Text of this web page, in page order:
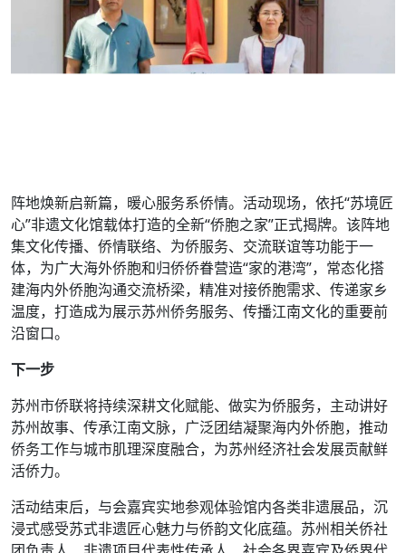
阵地焕新启新篇，暖心服务系侨情。活动现场，依托“苏境匠
心”非遗文化馆载体打造的全新“侨胞之家”正式揭牌。该阵地
集文化传播、侨情联络、为侨服务、交流联谊等功能于一
体，为广大海外侨胞和归侨侨眷营造“家的港湾”，常态化搭
建海内外侨胞沟通交流桥梁，精准对接侨胞需求、传递家乡
温度，打造成为展示苏州侨务服务、传播江南文化的重要前
沿窗口。
下一步
苏州市侨联将持续深耕文化赋能、做实为侨服务，主动讲好
苏州故事、传承江南文脉，广泛团结凝聚海内外侨胞，推动
侨务工作与城市肌理深度融合，为苏州经济社会发展贡献鲜
活侨力。
活动结束后，与会嘉宾实地参观体验馆内各类非遗展品，沉
浸式感受苏式非遗匠心魅力与侨韵文化底蕴。苏州相关侨社